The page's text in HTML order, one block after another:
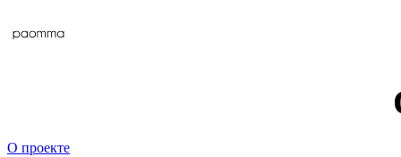
О проекте